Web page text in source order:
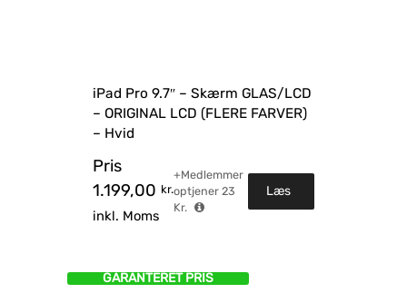
iPad Pro 9.7″ – Skærm GLAS/LCD
– ORIGINAL LCD (FLERE FARVER)
– Hvid
Pris
1.199,00 kr.
inkl. Moms
+Medlemmer
optjener 23
Kr.
Læs
GARANTERET PRIS